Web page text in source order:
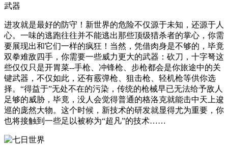
武器
进攻就是最好的防守！新世界的危险不仅源于未知，还源于人
心。一味的逃跑往往并不能逃出那些顶级猎杀者的掌心，你需
要展现出和它们一样的疯狂！当然，凭借肉身是不够的，毕竟
双拳难敌四手，你需要一些威力更大的武器：砍刀，十字弩这
些仅仅只是开胃菜--手枪、冲锋枪、步枪都会是你旅途中的关
键武器，不仅如此，还有霰弹枪、狙击枪、轻机枪等供你选
择。“得益于”无处不在的污染，传统的枪械早已无法给予敌人
足够的威胁，毕竟，没人会觉得普通的格洛克就能击中天上逡
巡的庞然大物。这个时候，新技术的研发就显得尤为重要，你
也将接触到一些足以被称为“超凡”的技术……